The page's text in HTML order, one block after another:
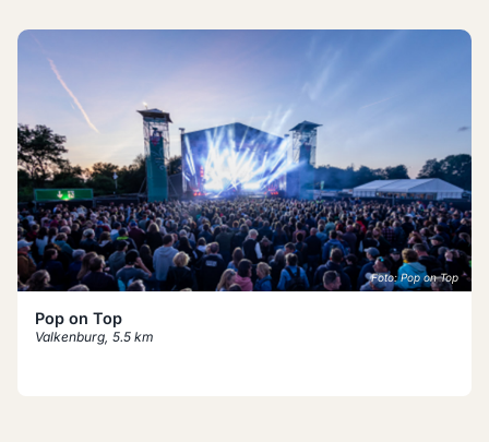
Foto: Pop on Top
Pop on Top
Valkenburg, 5.5 km